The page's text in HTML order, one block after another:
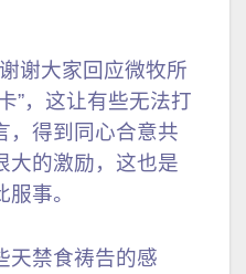
谢大家回应微牧所
”，这让有些无法打
，得到同心合意共
大的激励，这也是
事。
天禁食祷告的感